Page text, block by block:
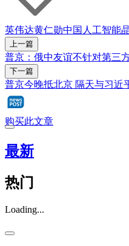
英伟达黄仁勋中国 人工智能
上一篇
普京：俄中友谊不针对第三
下一篇
普京今晚抵北京 隔天与习近
购买此文章
最新
热门
Loading...